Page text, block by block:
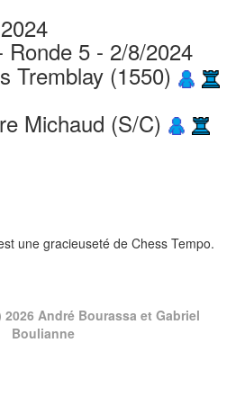
Ronde 5 - 2/8/2024
Tremblay (1550)
Michaud (S/C)
une gracieuseté de Chess Tempo.
2026 André Bourassa et Gabriel
Boulianne